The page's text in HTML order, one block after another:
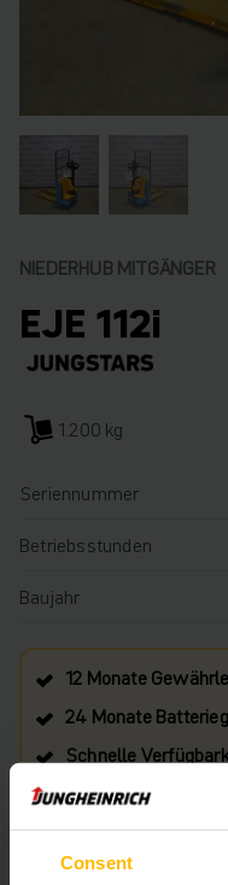
Consent
NIEDERHUB MITGÄNGER
EJE 112i
1.200 kg
Seriennummer
Betriebsstunden
Baujahr
12 Monate
24 Monate
Schnelle
€ 4.889